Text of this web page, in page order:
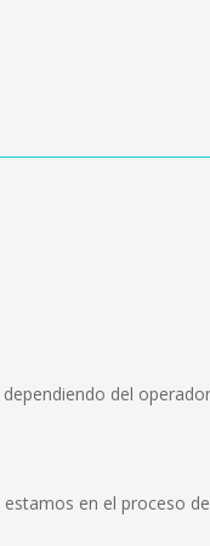
del
en el proceso